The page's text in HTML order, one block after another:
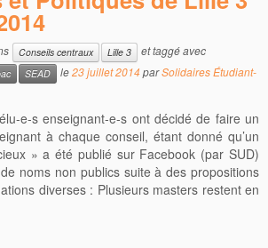
Conseils centraux Lille 3 et taggé avec
SEAD le23 juillet 2014parSolidaires Étudiant-
e­-s enseignant­-e­-s ont décidé de faire un
à chaque conseil, étant donné qu’un
» a été publié sur Facebook (par SUD)
noms non publics suite à des propositions
diverses : Plusieurs masters restent en